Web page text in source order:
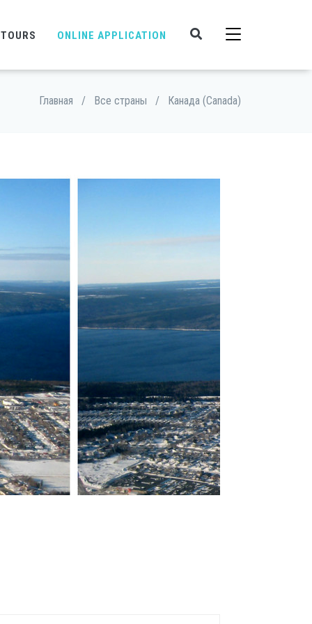
ONLINE APPLICATION
Главная / Все страны / Канада (Canada)